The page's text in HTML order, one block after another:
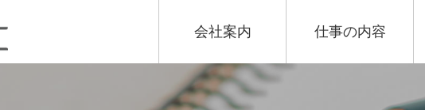
会社案内 仕事の内容